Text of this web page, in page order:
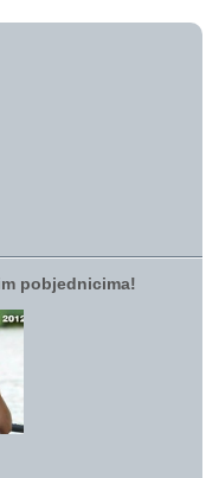
pobjednicima!